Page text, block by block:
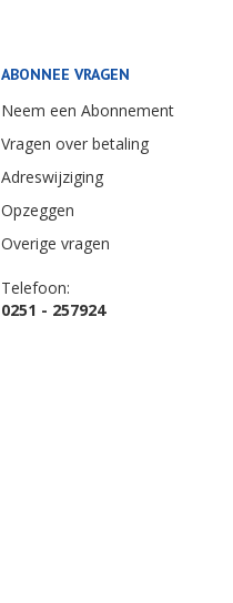
ABONNEE VRAGEN
Neem een Abonnement
Vragen over betaling
Adreswijziging
Opzeggen
Overige vragen
Telefoon:
0251 - 257924